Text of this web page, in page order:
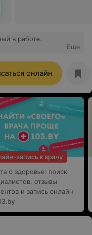
в работе.
Еще
онлайн
запись к врачу
о здоровье: поиск
отзывы
и запись онлайн